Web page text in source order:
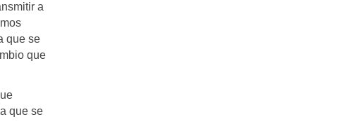
a
que se
que
que se